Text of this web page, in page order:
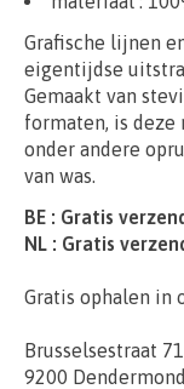
Grafische lijnen
eigentijdse
Gemaakt van
formaten, is
onder andere
van was.
BE : Gratis
NL : Gratis
Gratis ophalen in
Brusselsestraat 71
9200